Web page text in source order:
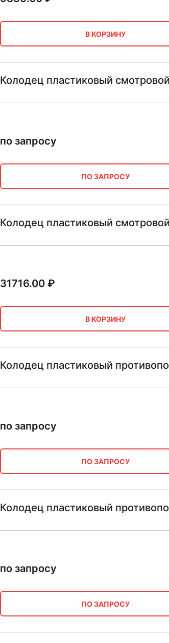
В КОРЗИНУ
Колодец пластиковый
по запросу
ПО ЗАПРОСУ
Колодец пластиковый
31716.00₽
В КОРЗИНУ
Колодец пластиковый
по запросу
ПО ЗАПРОСУ
Колодец пластиковый
по запросу
ПО ЗАПРОСУ